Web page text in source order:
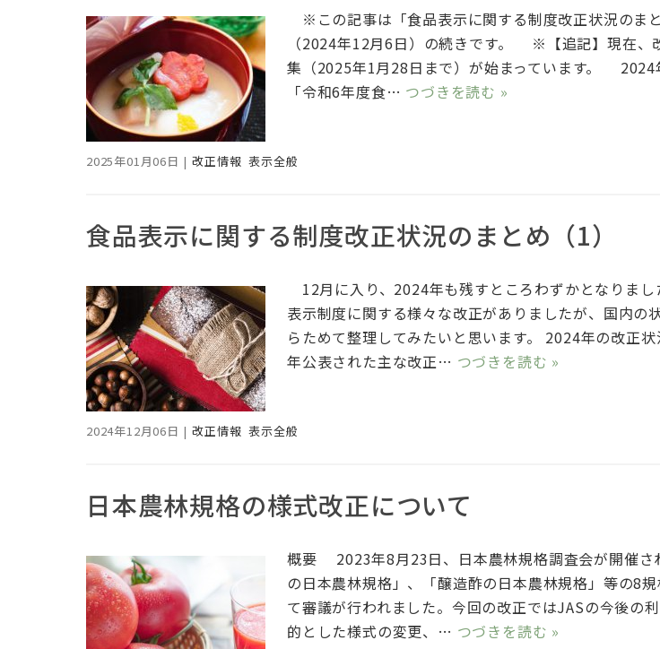
※この記事は「食品表示に関する制度改正状況のまと
（2024年12月6日）の続きです。 ※【追記】現在、
集（2025年1月28日まで）が始まっています。 2024
「令和6年度食… つづきを読む »
2025年01月06日 | 改正情報 表示全般
食品表示に関する制度改正状況のまとめ（1）
12月に入り、2024年も残すところわずかとなりまし
表示制度に関する様々な改正がありましたが、国内の
らためて整理してみたいと思います。 2024年の改正
年公表された主な改正… つづきを読む »
2024年12月06日 | 改正情報 表示全般
日本農林規格の様式改正について
概要 2023年8月23日、日本農林規格調査会が開催さ
の⽇本農林規格」、「醸造酢の⽇本農林規格」等の8
て審議が行われました。今回の改正ではJASの今後の
的とした様式の変更、… つづきを読む »